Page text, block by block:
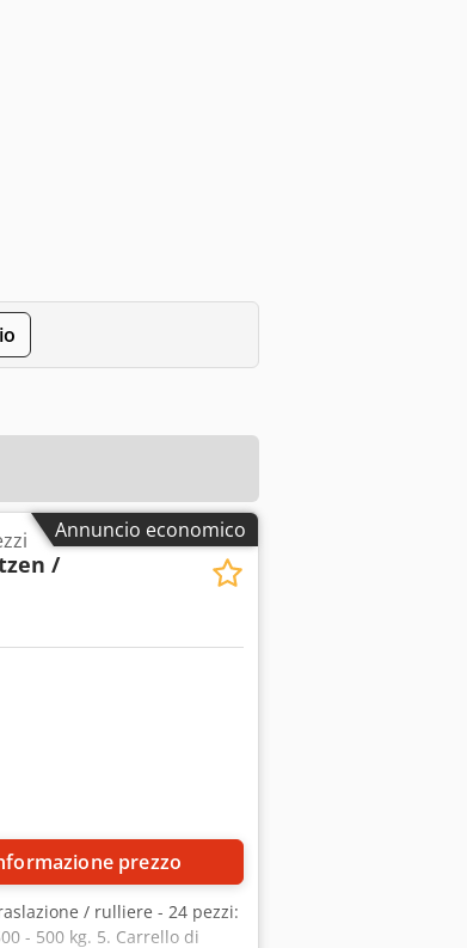
Annuncio economico
/
prezzo
/ rulliere - 24 pezzi:
- 500 kg. 5. Carrello di